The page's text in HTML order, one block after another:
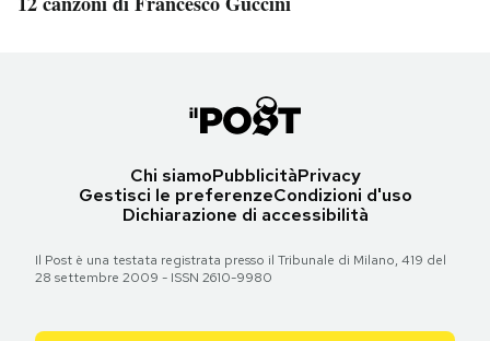
Chi siamoPubblicitàPrivacy
Gestisci le preferenzeCondizioni d'uso
Dichiarazione di accessibilità
Il Post è una testata registrata presso il Tribunale di Milano, 419 del
28 settembre 2009 - ISSN 2610-9980